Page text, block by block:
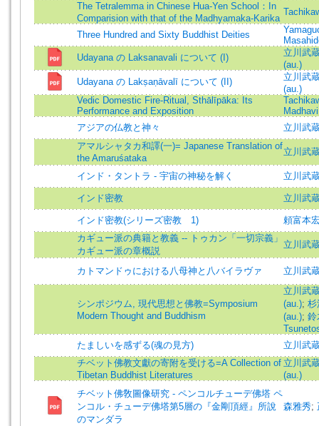
The Tetralemma in Chinese Hua-Yen School：In
Comparision with that of the Madhyamaka-Karika
Three Hundred and Sixty Buddhist Deities
Udayana の Laksanavali について (I)
立川武
(au.)
Udayana の Lakṣaṇāvalī について (II)
立川武
(au.)
Vedic Domestic Fire-Ritual, Sthālīpāka: Its
Performance and Exposition
Madhavi
アジアの仏教と神々
立川武
アマルシャタカ和譯(一)= Japanese Translation of
the Amaruśataka
立川武
インド・タントラ - 宇宙の神秘を解く 立川武
インド密教 立川武
インド密教(シリーズ密教 1)
頼富本
カギュー派の典籍と教義 -- トゥカン「一切宗義」
カギュー派の章概説
立川武
カトマンドゥにおける八母神と八バイラヴァ 立川武
シンポジウム, 現代思想と佛教=Symposium
Modern Thought and Buddhism
立川武
(au.); 杉
(au.); 鈴
たましいを感ずる(魂の見方)
立川武
チベット佛教文獻の寄附を受ける=A Collection of
Tibetan Buddhist Literatures
立川武
(au.)
チベット佛敎圖像研究 - ペンコルチューデ佛塔 ペ
ンコル・チューデ佛塔第5層の『金剛頂經』所說
のマンダラ
森雅秀;